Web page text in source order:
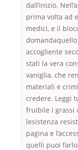
dall’inizio.
prima volta ad
medici, e il
accogliente
stati la vera
vaniglia, che
materiali e
credere. Leggi
fruibile i grassi
lesistenza
pagina e
quelli puoi